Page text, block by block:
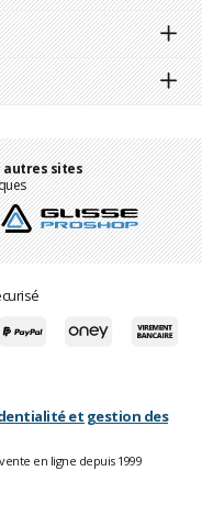
autres sites
et gestion des
en ligne depuis 1999